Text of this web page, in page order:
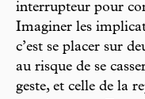
interrupteur pour
Imaginer les
c’est se placer sur
au risque de se
geste, et celle de la